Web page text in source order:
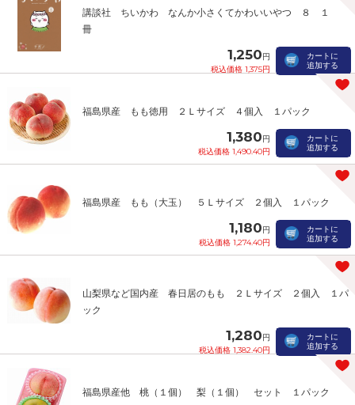
講談社 ちいかわ なんか小さくてかわいいやつ ８ １
冊
1,250円
税込価格 1,375円
カートに
追加する
福島県産 もも徳用 ２Ｌサイズ ４個入 １パック
1,380円
税込価格 1,490.40円
カートに
追加する
福島県産 もも（大玉） ５Ｌサイズ ２個入 １パック
1,180円
税込価格 1,274.40円
カートに
追加する
山梨県など国内産 春日居のもも ２Ｌサイズ ２個入 １パ
ック
1,280円
税込価格 1,382.40円
カートに
追加する
福島県産他 桃（１個） 梨（１個） セット １パック